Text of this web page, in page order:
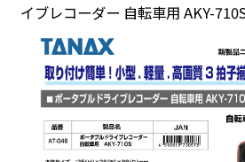
イブレコーダー 自転車用 AKY-